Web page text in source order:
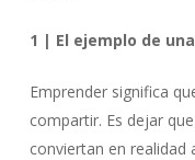
1 | El ejemplo de
Emprender significa
compartir. Es dejar
conviertan en realidad